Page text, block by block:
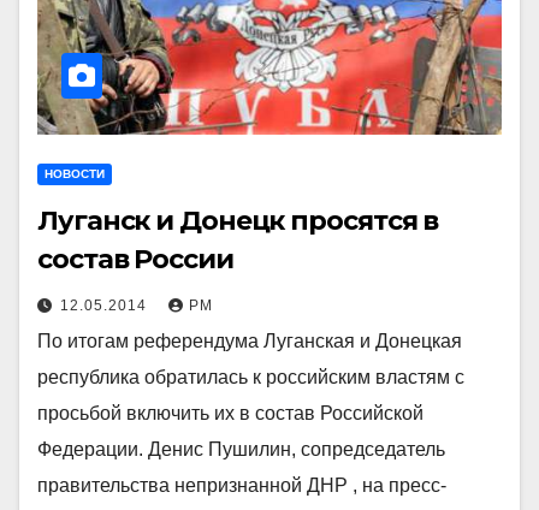
НОВОСТИ
Луганск и Донецк просятся в
состав России
12.05.2014 РМ
По итогам референдума Луганская и Донецкая
республика обратилась к российским властям с
просьбой включить их в состав Российской
Федерации. Денис Пушилин, сопредседатель
правительства непризнанной ДНР , на пресс-